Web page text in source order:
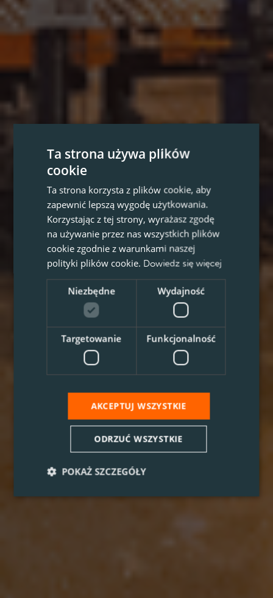
Ta strona używa plików
cookie
Ta strona korzysta z plików cookie, aby
zapewnić lepszą wygodę użytkowania.
Korzystając z tej strony, wyrażasz zgodę
na używanie przez nas wszystkich plików
cookie zgodnie z warunkami naszej
polityki plików cookie. Dowiedz się więcej
Niezbędne Wydajność
Targetowanie Funkcjonalność
AKCEPTUJ WSZYSTKIE
ODRZUĆ WSZYSTKIE
POKAŻ SZCZEGÓŁY